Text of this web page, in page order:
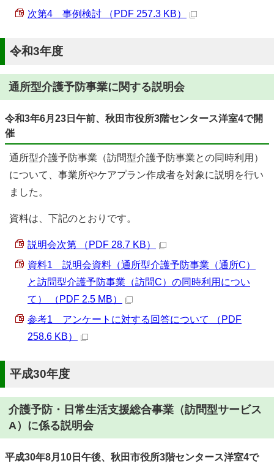
次第4 事例検討 （PDF 257.3 KB）
令和3年度
通所型介護予防事業に関する説明会
令和3年6月23日午前、秋田市役所3階センタース洋室4で開
催
通所型介護予防事業（訪問型介護予防事業との同時利用）
について、事業所やケアプラン作成者を対象に説明を行い
ました。
資料は、下記のとおりです。
説明会次第 （PDF 28.7 KB）
資料1 説明会資料（通所型介護予防事業（通所C）
と訪問型介護予防事業（訪問C）の同時利用につい
て） （PDF 2.5 MB）
参考1 アンケートに対する回答について （PDF
258.6 KB）
平成30年度
介護予防・日常生活支援総合事業（訪問型サービス
A）に係る説明会
平成30年8月10日午後、秋田市役所3階センタース洋室4で